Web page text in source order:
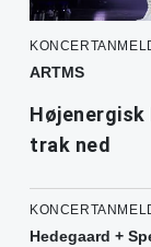
ARTMS
Højenergisk
trak ned
Hedegaard +